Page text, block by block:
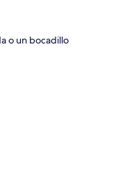
o un bocadillo